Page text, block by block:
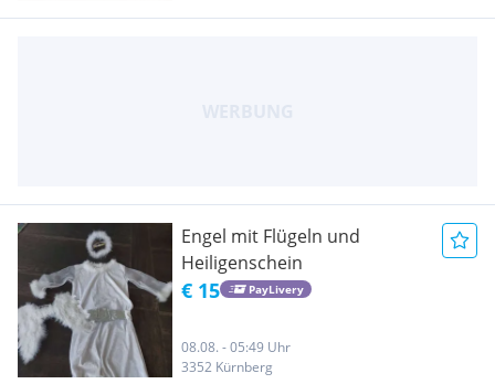
Engel mit Flügeln und
Heiligenschein
€ 15 PayLivery
08.08. - 05:49 Uhr
3352 Kürnberg